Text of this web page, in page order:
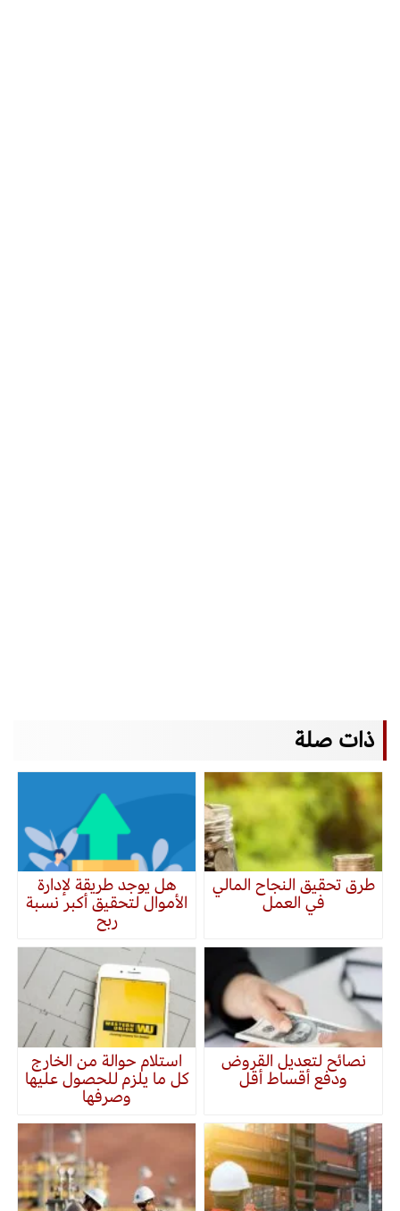
ذات صلة
طرق تحقيق النجاح المالي
في العمل
هل يوجد طريقة لإدارة
الأموال لتحقيق أكبر نسبة
ربح
نصائح لتعديل القروض
ودفع أقساط أقل
استلام حوالة من الخارج
كل ما يلزم للحصول عليها
وصرفها